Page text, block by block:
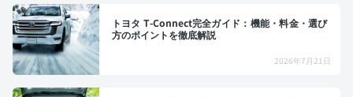
トヨタ T-Connect完全ガイド：機能・料金・選び
方のポイントを徹底解説
2026年7月21日